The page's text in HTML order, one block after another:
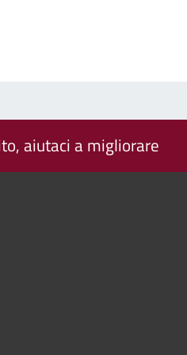
aiutaci a migliorare